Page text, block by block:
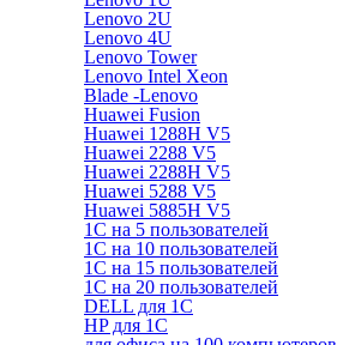
Lenovo 2U
Lenovo 4U
Lenovo Tower
Lenovo Intel Xeon
Blade -Lenovo
Huawei Fusion
Huawei 1288H V5
Huawei 2288 V5
Huawei 2288H V5
Huawei 5288 V5
Huawei 5885H V5
1С на 5 пользователей
1С на 10 пользователей
1С на 15 пользователей
1С на 20 пользователей
DELL для 1С
HP для 1С